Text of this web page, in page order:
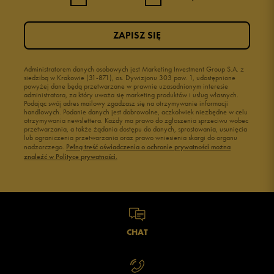
Administratorem danych osobowych jest Marketing Investment Group S.A. z
siedzibą w Krakowie (31-871), os. Dywizjonu 303 paw. 1, udostępnione
powyżej dane będą przetwarzane w prawnie uzasadnionym interesie
administratora, za który uważa się marketing produktów i usług własnych.
Podając swój adres mailowy zgadzasz się na otrzymywanie informacji
handlowych. Podanie danych jest dobrowolne, aczkolwiek niezbędne w celu
otrzymywania newslettera. Każdy ma prawo do zgłoszenia sprzeciwu wobec
przetwarzania, a także żądania dostępu do danych, sprostowania, usunięcia
lub ograniczenia przetwarzania oraz prawo wniesienia skargi do organu
nadzorczego. Pełną treść oświadczenia o ochronie prywatności można
znaleźć w Polityce prywatności.
ZAPISZ SIĘ
CHAT